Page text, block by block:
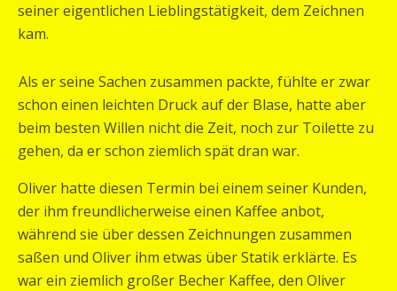
seiner eigentlichen Lieblingstätigkeit, dem Zeichnen
kam.
Als er seine Sachen zusammen packte, fühlte er zwar
schon einen leichten Druck auf der Blase, hatte aber
beim besten Willen nicht die Zeit, noch zur Toilette zu
gehen, da er schon ziemlich spät dran war.
Oliver hatte diesen Termin bei einem seiner Kunden,
der ihm freundlicherweise einen Kaffee anbot,
während sie über dessen Zeichnungen zusammen
saßen und Oliver ihm etwas über Statik erklärte. Es
war ein ziemlich großer Becher Kaffee, den Oliver